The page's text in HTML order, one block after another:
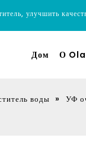
улучшить
Дом О
воды » УФ